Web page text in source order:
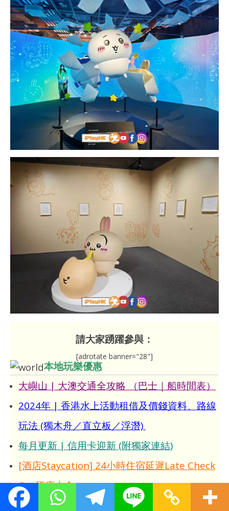
請大家踴躍參與：
[adrotate banner="28"]
本地玩樂優惠
大嶼山 | 大澳交通全攻略 （巴士｜船時間表）
2024年 | 香港水上活動租借及價錢資料、路線
玩法 (獨木舟／直立板／浮潛)
每月更新 | 信用卡迎新 (附獨家連結)
[酒店Staycation] 24小時住宿延遲Late Check
Out酒店大全
澳門船票｜比較、買一送一優惠、時間表